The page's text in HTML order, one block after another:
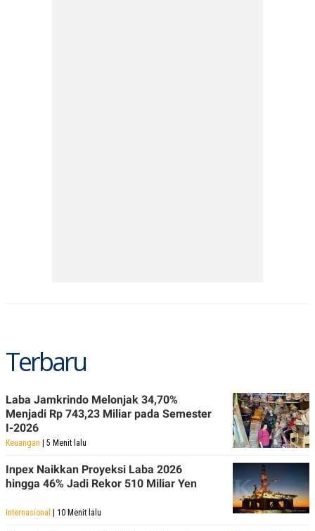
Terbaru
Laba Jamkrindo Melonjak 34,70%
Menjadi Rp 743,23 Miliar pada Semester
I-2026
Keuangan | 5 Menit lalu
Inpex Naikkan Proyeksi Laba 2026
hingga 46% Jadi Rekor 510 Miliar Yen
Internasional | 10 Menit lalu